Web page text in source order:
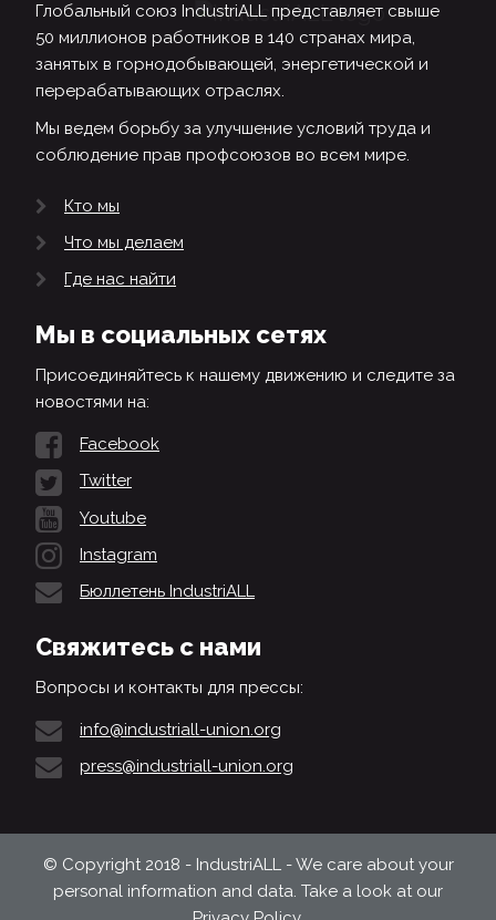
Глобальный союз IndustriALL представляет свыше
50 миллионов работников в 140 странах мира,
занятых в горнодобывающей, энергетической и
перерабатывающих отраслях.
Мы ведем борьбу за улучшение условий труда и
соблюдение прав профсоюзов во всем мире.
Кто мы
Что мы делаем
Где нас найти
Мы в социальных сетях
Присоединяйтесь к нашему движению и следите за
новостями на:
Facebook
Twitter
Youtube
Instagram
Бюллетень IndustriALL
Свяжитесь с нами
Вопросы и контакты для прессы:
info@industriall-union.org
press@industriall-union.org
© Copyright 2018 - IndustriALL - We care about your
personal information and data. Take a look at our